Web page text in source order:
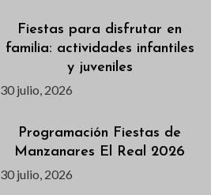
Fiestas para disfrutar en
familia: actividades infantiles
y juveniles
30 julio, 2026
Programación Fiestas de
Manzanares El Real 2026
30 julio, 2026